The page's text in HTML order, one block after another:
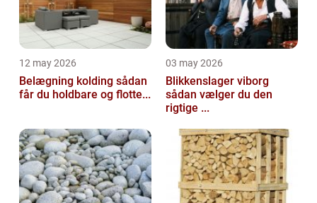
12 may 2026
Belægning kolding sådan
får du holdbare og flotte...
03 may 2026
Blikkenslager viborg
sådan vælger du den
rigtige ...